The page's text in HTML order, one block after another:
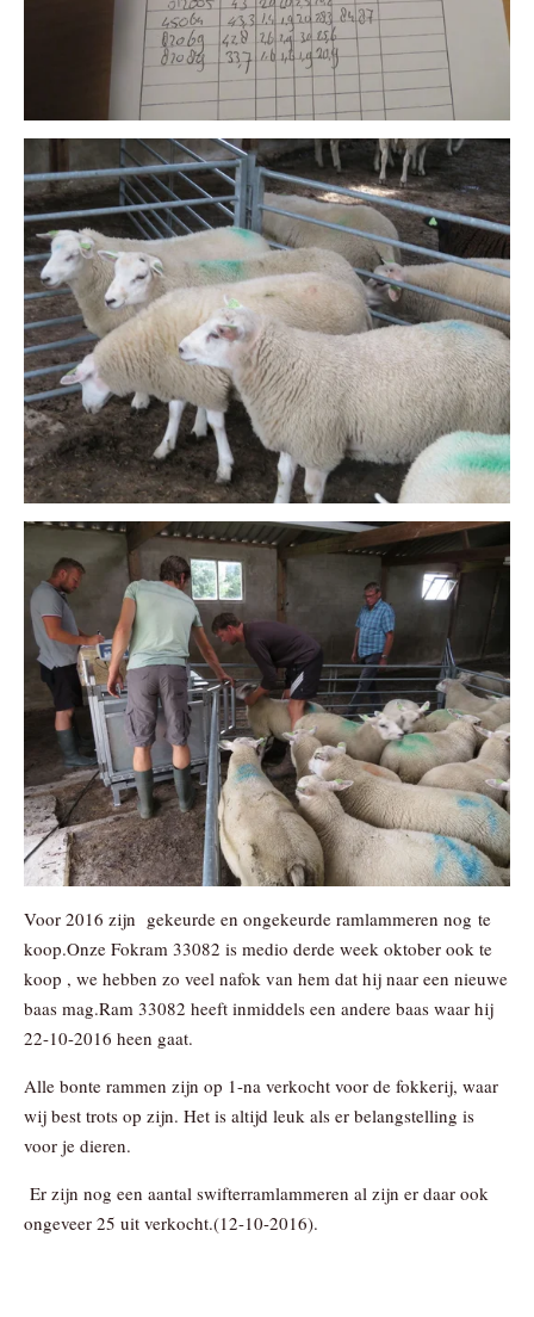
Voor 2016 zijn gekeurde en ongekeurde ramlammeren nog te
koop.Onze Fokram 33082 is medio derde week oktober ook te
koop , we hebben zo veel nafok van hem dat hij naar een nieuwe
baas mag.Ram 33082 heeft inmiddels een andere baas waar hij
22-10-2016 heen gaat.
Alle bonte rammen zijn op 1-na verkocht voor de fokkerij, waar
wij best trots op zijn. Het is altijd leuk als er belangstelling is
voor je dieren.
Er zijn nog een aantal swifterramlammeren al zijn er daar ook
ongeveer 25 uit verkocht.(12-10-2016).